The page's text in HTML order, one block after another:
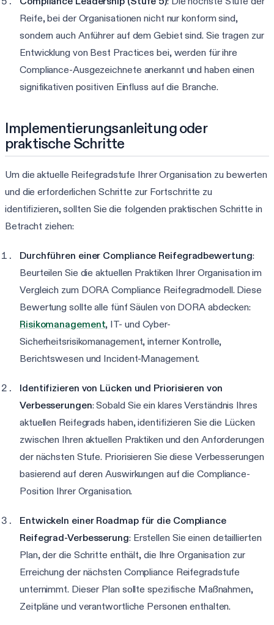
Reife, bei der Organisationen nicht nur konform sind,
sondern auch Anführer auf dem Gebiet sind. Sie tragen zur
Entwicklung von Best Practices bei, werden für ihre
Compliance-Ausgezeichnete anerkannt und haben einen
signifikativen positiven Einfluss auf die Branche.
Implementierungsanleitung oder
praktische Schritte
Um die aktuelle Reifegradstufe Ihrer Organisation zu bewerten
und die erforderlichen Schritte zur Fortschritte zu
identifizieren, sollten Sie die folgenden praktischen Schritte in
Betracht ziehen:
Durchführen einer Compliance Reifegradbewertung:
Beurteilen Sie die aktuellen Praktiken Ihrer Organisation im
Vergleich zum DORA Compliance Reifegradmodell. Diese
Bewertung sollte alle fünf Säulen von DORA abdecken:
Risikomanagement, IT- und Cyber-
Sicherheitsrisikomanagement, interner Kontrolle,
Berichtswesen und Incident-Management.
Identifizieren von Lücken und Priorisieren von
Verbesserungen: Sobald Sie ein klares Verständnis Ihres
aktuellen Reifegrads haben, identifizieren Sie die Lücken
zwischen Ihren aktuellen Praktiken und den Anforderungen
der nächsten Stufe. Priorisieren Sie diese Verbesserungen
basierend auf deren Auswirkungen auf die Compliance-
Position Ihrer Organisation.
Entwickeln einer Roadmap für die Compliance
Reifegrad-Verbesserung: Erstellen Sie einen detaillierten
Plan, der die Schritte enthält, die Ihre Organisation zur
Erreichung der nächsten Compliance Reifegradstufe
unternimmt. Dieser Plan sollte spezifische Maßnahmen,
Zeitpläne und verantwortliche Personen enthalten.